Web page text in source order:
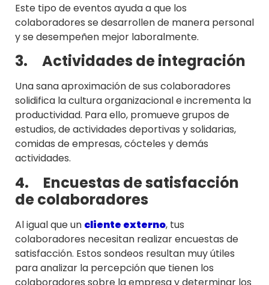
Este tipo de eventos ayuda a que los
colaboradores se desarrollen de manera personal
y se desempeñen mejor laboralmente.
3. Actividades de integración
Una sana aproximación de sus colaboradores
solidifica la cultura organizacional e incrementa la
productividad. Para ello, promueve grupos de
estudios, de actividades deportivas y solidarias,
comidas de empresas, cócteles y demás
actividades.
4.
Encuestas de satisfacción
de colaboradores
Al igual que un cliente externo, tus
colaboradores necesitan realizar encuestas de
satisfacción. Estos sondeos resultan muy útiles
para analizar la percepción que tienen los
colaboradores sobre la empresa y determinar los